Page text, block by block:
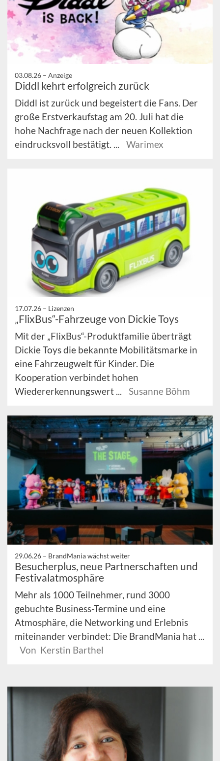
03.08.26 – Anzeige
Diddl kehrt erfolgreich zurück
Diddl ist zurück und begeistert die Fans. Der
große Erstverkaufstag am 20. Juli hat die
hohe Nachfrage nach der neuen Kollektion
eindrucksvoll bestätigt. ...
Warimex
17.07.26 – Lizenzen
„FlixBus“-Fahrzeuge von Dickie Toys
Mit der „FlixBus“-Produktfamilie überträgt
Dickie Toys die bekannte Mobilitätsmarke in
eine Fahrzeugwelt für Kinder. Die
Kooperation verbindet hohen
Wiedererkennungswert ...
Susanne Böhm
29.06.26 – BrandMania wächst weiter
Besucherplus, neue Partnerschaften und
Festivalatmosphäre
Mehr als 1000 Teilnehmer, rund 3000
gebuchte Business-Termine und eine
Atmosphäre, die Networking und Erlebnis
miteinander verbindet: Die BrandMania hat ...
Von Kerstin Barthel